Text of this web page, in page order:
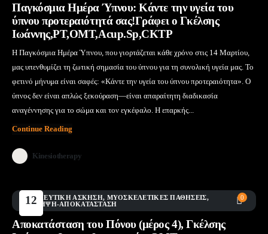
Παγκόσμια Ημέρα Ύπνου: Κάντε την υγεία του
ύπνου προτεραιότητά σας!Γράφει ο Γκέλσης
Ιωάννης,PT,OMT,Acup.Sp,CKTP
Η Παγκόσμια Ημέρα Ύπνου, που γιορτάζεται κάθε χρόνο στις 14 Μαρτίου,
μας υπενθυμίζει τη ζωτική σημασία του ύπνου για τη συνολική υγεία μας. Το
φετινό μήνυμα είναι σαφές: «Κάντε την υγεία του ύπνου προτεραιότητα». Ο
ύπνος δεν είναι απλώς ξεκούραση—είναι απαραίτητη διαδικασία
αναγέννησης για το σώμα και τον εγκέφαλο. Η επαρκής...
Continue Reading
Kinesiotherapy
12 0
ΘΕΡΑΠΕΥΤΙΚΉ ΆΣΚΗΣΗ, ΜΥΟΣΚΕΛΕΤΙΚΈΣ ΠΑΘΉΣΕΙΣ,
ΠΡΌΛΗΨΗ-ΑΠΟΚΑΤΆΣΤΑΣΗ
Αποκατάσταση του Πόνου (μέρος 4), Γκέλσης